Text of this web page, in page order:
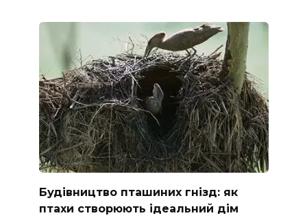
Будівництво пташиних гнізд: як
птахи створюють ідеальний дім